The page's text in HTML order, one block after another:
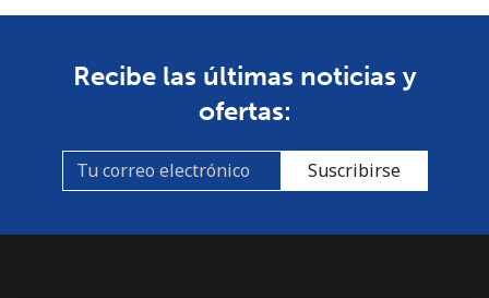
Recibe las últimas noticias y
ofertas:
Suscribirse